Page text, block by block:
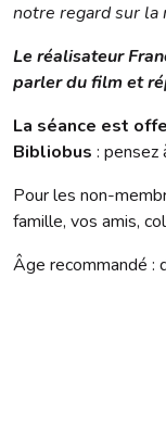
notre regard sur la
Le réalisateur
parler du film et
La séance est
Bibliobus : pensez
Pour les non-
famille, vos amis,
Âge recommandé :